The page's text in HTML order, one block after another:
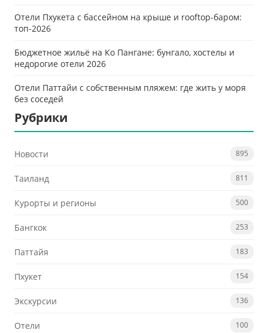
Отели Пхукета с бассейном на крыше и rooftop-баром:
топ-2026
Бюджетное жильё на Ко Пангане: бунгало, хостелы и
недорогие отели 2026
Отели Паттайи с собственным пляжем: где жить у моря
без соседей
Рубрики
Новости 895
Таиланд 811
Курорты и регионы 500
Бангкок 253
Паттайя 183
Пхукет 154
Экскурсии 136
Отели 100